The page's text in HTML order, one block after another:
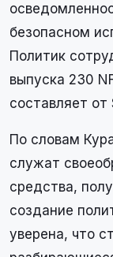
безопасном
Политик
выпуска 230
составляет
По словам
служат
средства,
создание
уверена, что